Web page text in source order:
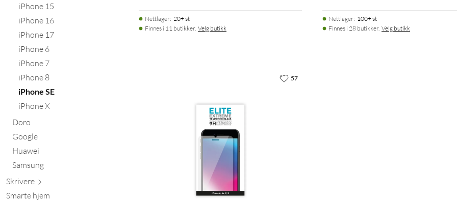
iPhone 15
iPhone 16
iPhone 17
iPhone 6
iPhone 7
iPhone 8
iPhone SE
iPhone X
Doro
Google
Huawei
Samsung
Skrivere
Smarte hjem
Nettlager: 20+ st
Finnes i 11 butikker. Velg butikk
Nettlager: 100+ st
Finnes i 28 butikker. Velg butikk
57